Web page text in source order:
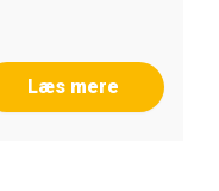
Læs mere